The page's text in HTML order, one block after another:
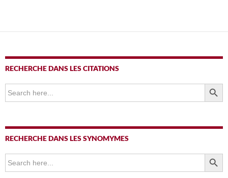
RECHERCHE DANS LES CITATIONS
Search
for:
SEARCH
RECHERCHE DANS LES SYNOMYMES
Search
for:
SEARCH